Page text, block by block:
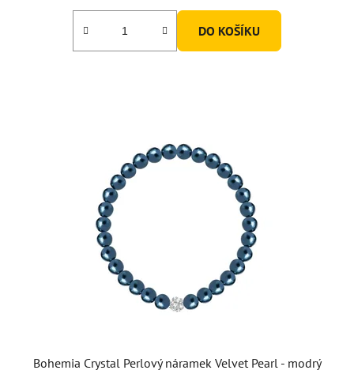
DO KOŠÍKU
Bohemia Crystal Perlový náramek Velvet Pearl - modrý